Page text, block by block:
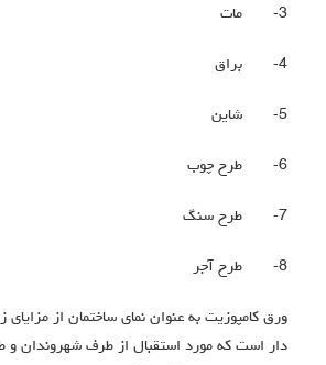
3- مات
4- براق
5- شاین
6- طرح چوب
7- طرح سنگ
8- طرح آجر
ورق کامپوزیت به عنوان نمای ساختمان از مزایای
دار است که مورد استقبال از طرف شهروندان و